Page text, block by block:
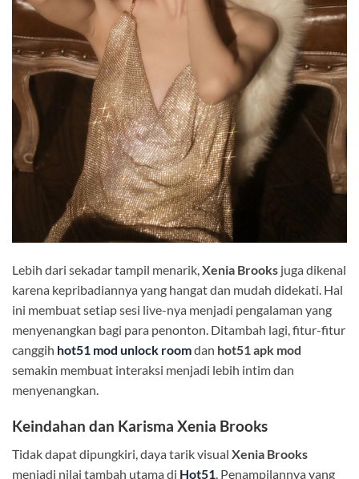
Lebih dari sekadar tampil menarik,Xenia Brooks juga dikenal
karena kepribadiannya yang hangat dan mudah didekati. Hal
ini membuat setiap sesi live-nya menjadi pengalaman yang
menyenangkan bagi para penonton. Ditambah lagi, fitur-fitur
canggih hot51 mod unlock roomdan hot51 apk mod
semakin membuat interaksi menjadi lebih intim dan
menyenangkan.
Keindahan dan Karisma Xenia Brooks
Tidak dapat dipungkiri, daya tarik visual Xenia Brooks
menjadi nilai tambah utama di Hot51 . Penampilannya yang